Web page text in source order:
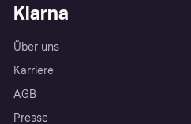
Klarna
Über uns
Karriere
AGB
Presse